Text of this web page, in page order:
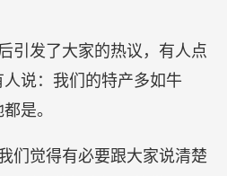
引发了大家的热议，有人点
说：我们的特产多如牛
是。
们觉得有必要跟大家说清楚